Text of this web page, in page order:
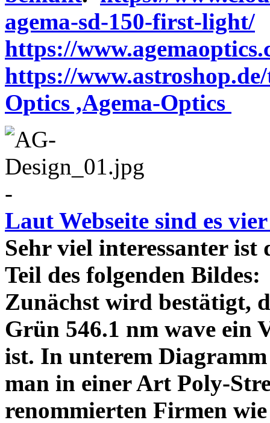
agema-sd-150-first-light/
https://
https://
Optics ,Agema-Optics
-
Laut Webseite sind es
Sehr viel interessanter
Teil des folgenden
Zunächst wird bestätigt,
Grün 546.1 nm wave ein
ist. In unterem
man in einer Art Poly-
renommierten Firmen